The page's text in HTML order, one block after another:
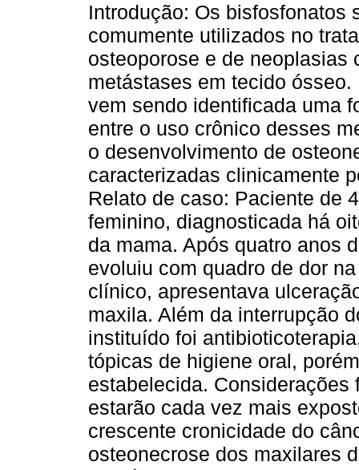
Introdução: Os bisfosfonatos
comumente utilizados no
osteoporose e de neoplasias
metástases em tecido ósseo.
vem sendo identificada uma
entre o uso crônico desses
o desenvolvimento de
caracterizadas clinicamente
Relato de caso: Paciente de
feminino, diagnosticada há
da mama. Após quatro anos
evoluiu com quadro de dor
clínico, apresentava
maxila. Além da interrupção
instituído foi
tópicas de higiene oral,
estabelecida.
estarão cada vez mais
crescente cronicidade do
osteonecrose dos maxilares